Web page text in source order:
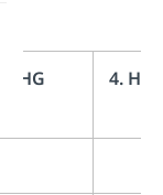
3. HG 4. HG